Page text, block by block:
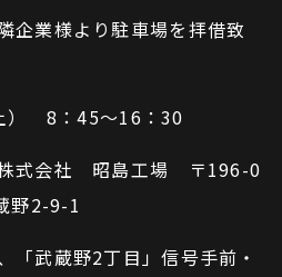
企業様より駐車場を拝借致
） 8：45～16：30
株式会社 昭島工場 〒196-0
野2-9-1
「武蔵野2丁目」信号手前・